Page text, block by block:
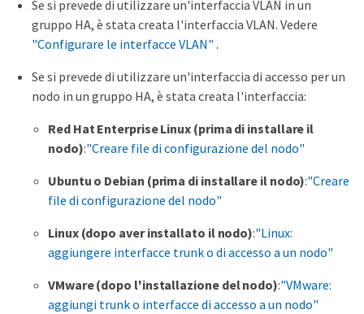
Se si prevede di utilizzare un'interfaccia VLAN in un
gruppo HA, è stata creata l'interfaccia VLAN. Vedere
"Configurare le interfacce VLAN" .
Se si prevede di utilizzare un'interfaccia di accesso per un
nodo in un gruppo HA, è stata creata l'interfaccia:
Red Hat Enterprise Linux (prima di installare il
nodo):"Creare file di configurazione del nodo"
Ubuntu o Debian (prima di installare il nodo):"Creare
file di configurazione del nodo"
Linux (dopo aver installato il nodo):"Linux:
aggiungere interfacce trunk o di accesso a un nodo"
VMware (dopo l'installazione del nodo):"VMware:
aggiungi trunk o interfacce di accesso a un nodo"